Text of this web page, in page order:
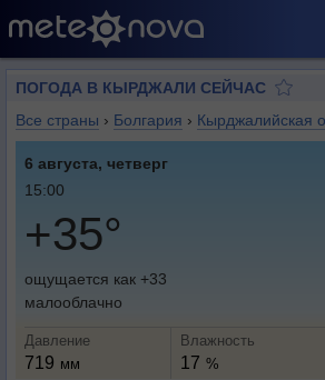
ПОГОДА В КЫРДЖАЛИ СЕЙЧАС
Все страны › Болгария › Кырджалийская
6 августа, четверг
15:00
+35°
ощущается как +33
малооблачно
Давление
719 мм
Влажность
17 %